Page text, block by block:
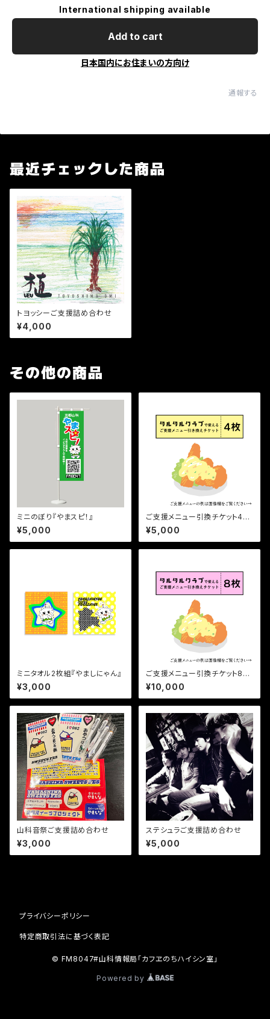
International shipping available
Add to cart
日本国内にお住まいの方向け
通報する
最近チェックした商品
トヨッシーご支援詰め合わせ
¥4,000
その他の商品
ミニのぼり『やまスピ！』
¥5,000
ご支援メニュー引換チケット4枚
(タルタルクラブ)
¥5,000
ミニタオル2枚組『やましにゃん』
¥3,000
ご支援メニュー引換チケット8枚
(タルタルクラブ)
¥10,000
山科音祭ご支援詰め合わせ
¥3,000
ステシュラご支援詰め合わせ
¥5,000
プライバシーポリシー
特定商取引法に基づく表記
© FM8047#山科情報局「カフヱのちハイシン室」
Powered by